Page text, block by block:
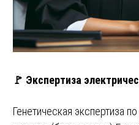
🚩 Экспертиза
Генетическая экспертиза